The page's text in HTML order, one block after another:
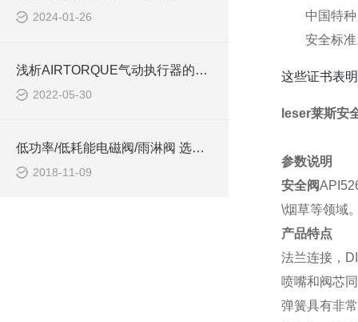
2024-01-26
浅析AIRTORQUE气动执行器的功能和用途
2022-05-30
低功率/低耗能电磁阀/雨淋阀 选印度ROTEX
2018-11-09
中国特
安全标
这些证书表
leser莱斯安
参数说明
安全阀
\烟草等领域
产品特点
法兰连接，
喷嘴和阀芯
弹簧具有非